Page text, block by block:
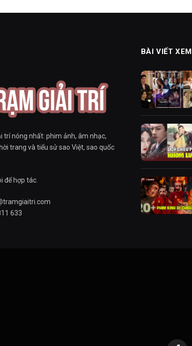
trí nóng nhất: phim ảnh, âm nhạc,
trang và tiểu sử sao Việt, sao quốc
để hợp tác.
633
BÀI VIẾT